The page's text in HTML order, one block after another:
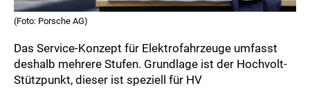
(Foto: Porsche AG)
Das Service-Konzept für Elektrofahrzeuge umfasst
deshalb mehrere Stufen. Grundlage ist der Hochvolt-
Stützpunkt, dieser ist speziell für HV